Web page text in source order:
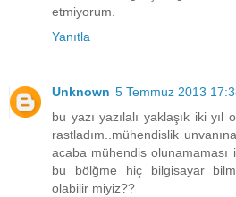
etmiyorum.
Yanıtla
Unknown 5 Temmuz 2013
bu yazı yazılalı yaklaşık iki yıl
rastladım..mühendislik
acaba mühendis olunamaması
bu bölğme hiç bilgisayar
olabilir miyiz??